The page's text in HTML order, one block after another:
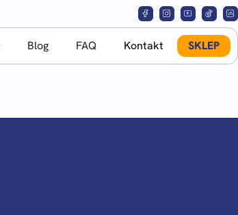
Blog FAQ Kontakt SKLEP